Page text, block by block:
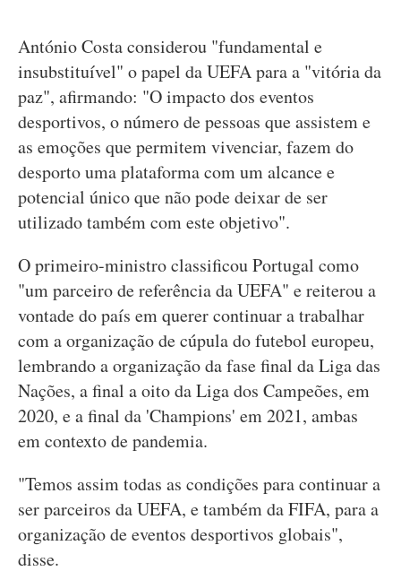
António Costa considerou "fundamental e
insubstituível" o papel da UEFA para a "vitória da
paz", afirmando: "O impacto dos eventos
desportivos, o número de pessoas que assistem e
as emoções que permitem vivenciar, fazem do
desporto uma plataforma com um alcance e
potencial único que não pode deixar de ser
utilizado também com este objetivo".
O primeiro-ministro classificou Portugal como
"um parceiro de referência da UEFA" e reiterou a
vontade do país em querer continuar a trabalhar
com a organização de cúpula do futebol europeu,
lembrando a organização da fase final da Liga das
Nações, a final a oito da Liga dos Campeões, em
2020, e a final da 'Champions' em 2021, ambas
em contexto de pandemia.
"Temos assim todas as condições para continuar a
ser parceiros da UEFA, e também da FIFA, para a
organização de eventos desportivos globais",
disse.